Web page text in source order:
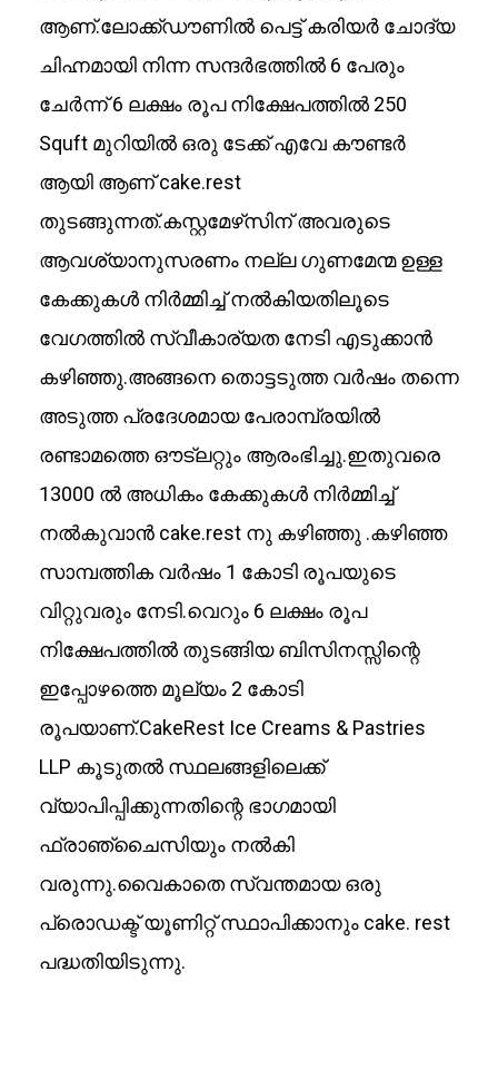
ആണ്.ലോക്ക്ഡൗണിൽ പെട്ട് കരിയർ ചോദ്യ
ചിഹ്നമായി നിന്ന സന്ദർഭത്തിൽ 6 പേരും
ചേർന്ന് 6 ലക്ഷം രൂപ നിക്ഷേപത്തിൽ 250
Squft മുറിയിൽ ഒരു ടേക്ക് എവേ കൗണ്ടർ
ആയി ആണ് cake.rest
തുടങ്ങുന്നത്.കസ്റ്റമേഴ്‌സിന് അവരുടെ
ആവശ്യാനുസരണം നല്ല ഗുണമേന്മ ഉള്ള
കേക്കുകൾ നിർമ്മിച്ച് നൽകിയതിലൂടെ
വേഗത്തിൽ സ്വീകാര്യത നേടി എടുക്കാൻ
കഴിഞ്ഞു.അങ്ങനെ തൊട്ടടുത്ത വർഷം തന്നെ
അടുത്ത പ്രദേശമായ പേരാമ്പ്രയിൽ
രണ്ടാമത്തെ ഔട്ലറ്റും ആരംഭിച്ചു.ഇതുവരെ
13000 ൽ അധികം കേക്കുകൾ നിർമ്മിച്ച്
നൽകുവാൻ cake.rest നു കഴിഞ്ഞു .കഴിഞ്ഞ
സാമ്പത്തിക വർഷം 1 കോടി രൂപയുടെ
വിറ്റുവരും നേടി.വെറും 6 ലക്ഷം രൂപ
നിക്ഷേപത്തിൽ തുടങ്ങിയ ബിസിനസ്സിന്റെ
ഇപ്പോഴത്തെ മൂല്യം 2 കോടി
രൂപയാണ്.CakeRest Ice Creams & Pastries
LLP കൂടുതൽ സ്ഥലങ്ങളിലെക്ക്
വ്യാപിപ്പിക്കുന്നതിന്റെ ഭാഗമായി
ഫ്രാഞ്ചൈസിയും നൽകി
വരുന്നു.വൈകാതെ സ്വന്തമായ ഒരു
പ്രൊഡക്ട് യൂണിറ്റ് സ്ഥാപിക്കാനും cake. rest
പദ്ധതിയിടുന്നു.